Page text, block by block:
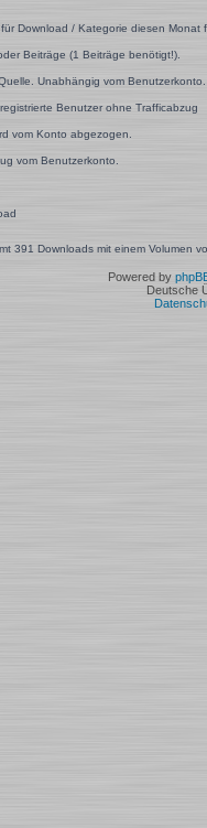
Download / Kategorie diesen Monat
Beiträge (1 Beiträge benötigt!).
Unabhängig vom Benutzerkonto.
Benutzer ohne Trafficabzug
vom Konto abgezogen.
vom Benutzerkonto.
391 Downloads mit einem Volumen
Powered by
Deutsche